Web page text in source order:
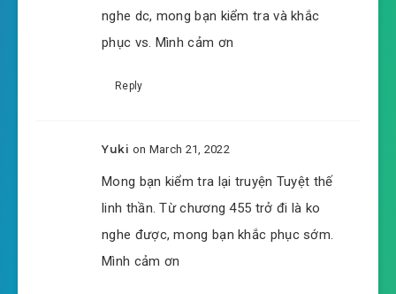
#48: Hai vị bạn cùng phòng
#51: Ngũ đại thiên tài
#52: Kinh người thưởng cho
#54: Tự tìm đường chết
nghe dc, mong bạn kiểm tra và khắc
phục vs. Mình cảm ơn
Reply
Yuki on March 21, 2022
Mong bạn kiểm tra lại truyện Tuyệt thế
linh thần. Từ chương 455 trở đi là ko
nghe được, mong bạn khắc phục sớm.
Mình cảm ơn